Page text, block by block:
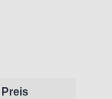
Preis